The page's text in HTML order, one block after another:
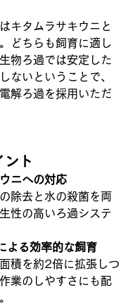
キタムラサキウニと
どちらも飼育に適し
物ろ過では安定した
ないということで、
解ろ過を採用いただ
ント
ニへの対応
除去と水の殺菌を両
性の高いろ過システ
よる効率的な飼育
積を約2倍に拡張しつ
業のしやすさにも配